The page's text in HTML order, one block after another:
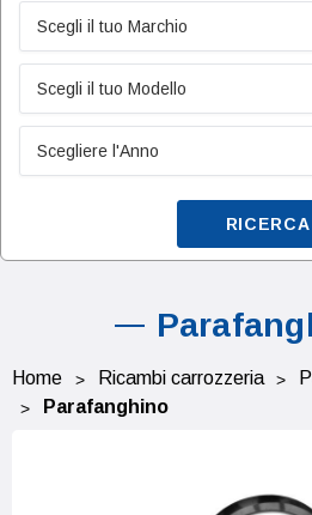
RICERCA
Home Ricambi carrozzeria
Parafanghino